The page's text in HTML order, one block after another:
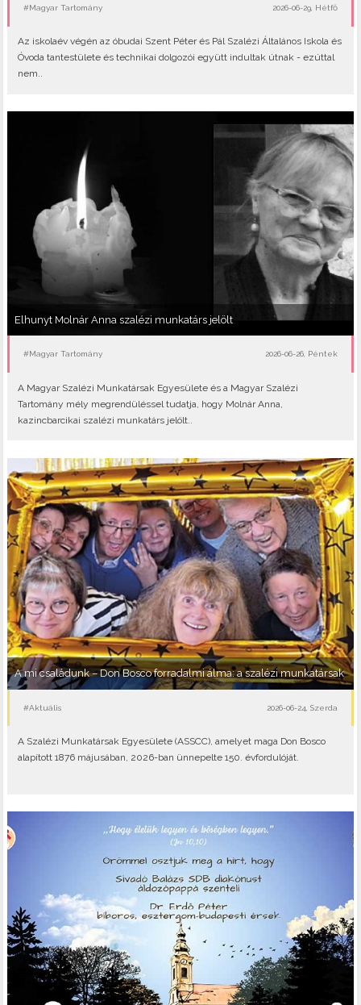
#Magyar Tartomány 2026-06-29, Hétfő
Az iskolaév végén az óbudai Szent Péter és Pál Szalézi Általános Iskola és
Óvoda tantestülete és technikai dolgozói együtt indultak útnak - ezúttal
nem..
Elhunyt Molnár Anna szalézi munkatárs jelölt
#Magyar Tartomány 2026-06-26, Péntek
A Magyar Szalézi Munkatársak Egyesülete és a Magyar Szalézi
Tartomány mély megrendüléssel tudatja, hogy Molnár Anna,
kazincbarcikai szalézi munkatárs jelölt..
A mi családunk – Don Bosco forradalmi álma: a szalézi munkatársak
#Aktuális 2026-06-24, Szerda
A Szalézi Munkatársak Egyesülete (ASSCC), amelyet maga Don Bosco
alapított 1876 májusában, 2026-ban ünnepelte 150. évfordulóját.